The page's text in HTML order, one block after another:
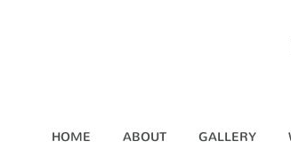
HOME ABOUT GALLERY